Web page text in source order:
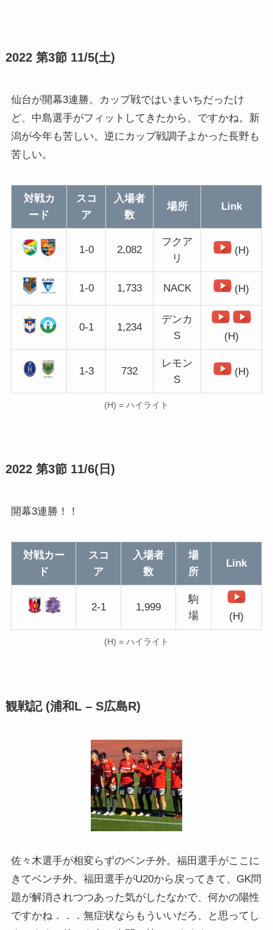
2022 第3節 11/5(土)
仙台が開幕3連勝。カップ戦ではいまいちだったけ
ど、中島選手がフィットしてきたから、ですかね。新
潟が今年も苦しい。逆にカップ戦調子よかった長野も
苦しい。
対戦カ
ード
スコ
ア
入場者
数
場所 Link
1-0 2,082
フクア
リ
(H)
1-0 1,733 NACK (H)
0-1 1,234
デンカ
S
(H)
1-3 732
レモン
S
(H)
(H) = ハイライト
2022 第3節 11/6(日)
開幕3連勝！！
対戦カー
ド
スコ
ア
入場者
数
場
所
Link
2-1 1,999
駒
場
(H)
(H) = ハイライト
観戦記 (浦和L – S広島R)
佐々木選手が相変らずのベンチ外。福田選手がここに
きてベンチ外。福田選手がU20から戻ってきて、GK問
題が解消されつつあった気がしたなかで、何かの陽性
ですかね．．．無症状ならもういいだろ、と思ってし